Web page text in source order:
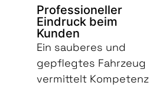
Professioneller
Eindruck beim
Kunden
Ein sauberes und
gepflegtes Fahrzeug
vermittelt Kompetenz